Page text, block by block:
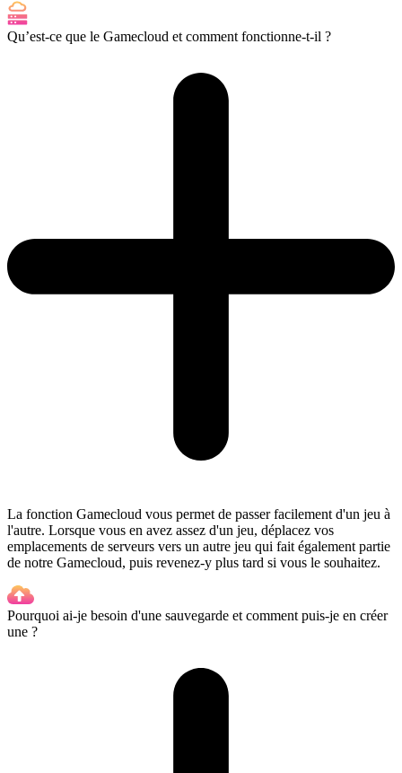
Qu’est-ce que le Gamecloud et comment fonctionne-t-il ?
La fonction Gamecloud vous permet de passer facilement d'un jeu à
l'autre. Lorsque vous en avez assez d'un jeu, déplacez vos
emplacements de serveurs vers un autre jeu qui fait également partie
de notre Gamecloud, puis revenez-y plus tard si vous le souhaitez.
Pourquoi ai-je besoin d'une sauvegarde et comment puis-je en créer
une ?